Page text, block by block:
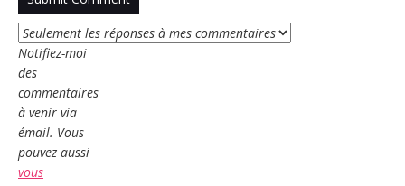
Notifiez-moi
des
commentaires
à venir via
émail. Vous
pouvez aussi
vous